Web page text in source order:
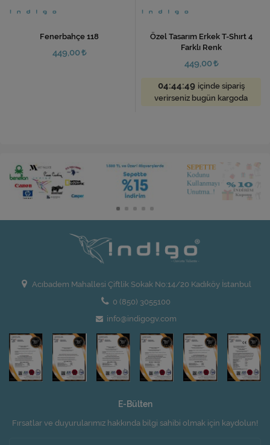
Fenerbahçe 118
449,00
Özel Tasarım Erkek T-Shırt 4
Farklı Renk
449,00
04:44:48 içinde sipariş
verirseniz bugün kargoda
Acıbadem Mahallesi Çiftlik Sokak No:14/20 Kadıköy İstanbul
0 (850) 3055100
info@indigogv.com
E-Bülten
Fırsatlar ve duyurularımız hakkında bilgi sahibi olmak için kaydolun!